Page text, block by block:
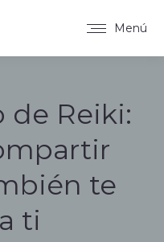
Menú
de Reiki:
te
ti